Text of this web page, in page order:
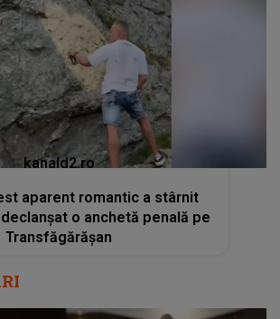
kanald2.ro
aparent romantic a stârnit
o anchetă penală pe
Transfăgărășan